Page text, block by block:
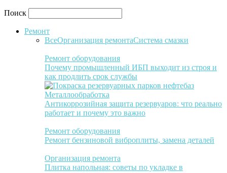
Поиск
Ремонт
ВсеОрганизация ремонтаСистема смазки
Ремонт оборудования
Почему промышленный ИБП выходит из строя и
как продлить срок службы
Металлообработка
Антикоррозийная защита резервуаров: что реально
работает и почему это важно
Ремонт оборудования
Ремонт бензиновой виброплиты, замена деталей
Организация ремонта
Плитка напольная: советы по укладке в